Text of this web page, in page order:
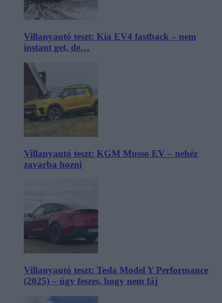
Villanyautó teszt: Kia EV4 fastback – nem
instant get, de…
Villanyautó teszt: KGM Musso EV – nehéz
zavarba hozni
Villanyautó teszt: Tesla Model Y Performance
(2025) – úgy feszes, hogy nem fáj